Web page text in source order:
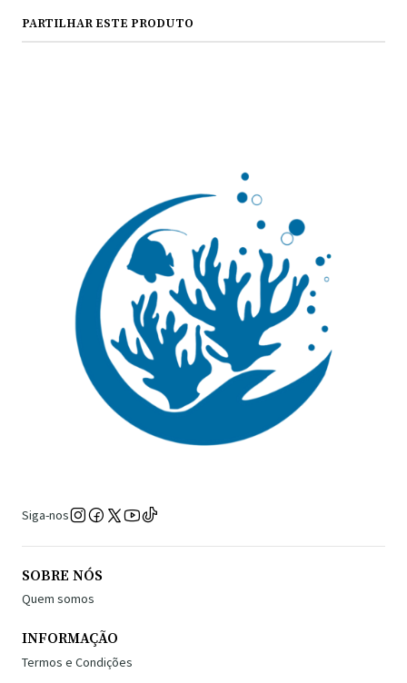
PARTILHAR ESTE PRODUTO
Siga-nos
SOBRE NÓS
Quem somos
INFORMAÇÃO
Termos e Condições